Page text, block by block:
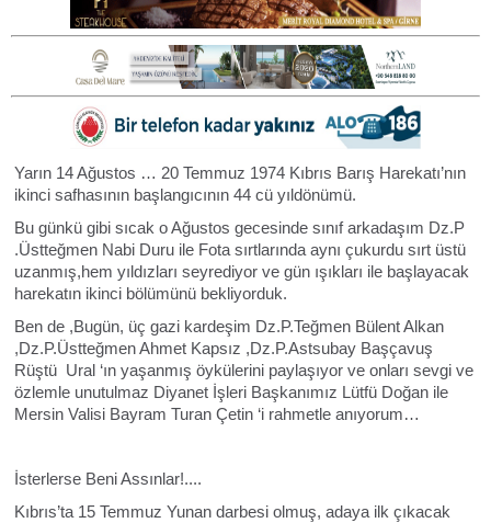
Yarın 14 Ağustos … 20 Temmuz 1974 Kıbrıs Barış Harekatı’nın
ikinci safhasının başlangıcının 44 cü yıldönümü.
Bu günkü gibi sıcak o Ağustos gecesinde sınıf arkadaşım Dz.P
.Üstteğmen Nabi Duru ile Fota sırtlarında aynı çukurdu sırt üstü
uzanmış,hem yıldızları seyrediyor ve gün ışıkları ile başlayacak
harekatın ikinci bölümünü bekliyorduk.
Ben de ,Bugün, üç gazi kardeşim Dz.P.Teğmen Bülent Alkan
,Dz.P.Üstteğmen Ahmet Kapsız ,Dz.P.Astsubay Başçavuş
Rüştü Ural ‘ın yaşanmış öykülerini paylaşıyor ve onları sevgi ve
özlemle unutulmaz Diyanet İşleri Başkanımız Lütfü Doğan ile
Mersin Valisi Bayram Turan Çetin ‘i rahmetle anıyorum…
İsterlerse Beni Assınlar!....
Kıbrıs’ta 15 Temmuz Yunan darbesi olmuş, adaya ilk çıkacak